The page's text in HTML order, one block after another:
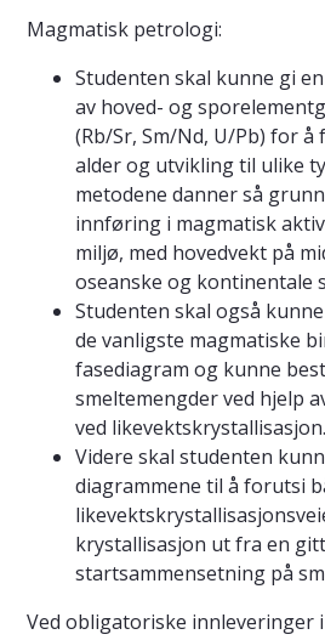
Magmatisk petrologi:
Studenten skal kunne gi
av hoved- og
(Rb/Sr, Sm/Nd, U/Pb) for
alder og utvikling til ulike
metodene danner så
innføring i magmatisk
miljø, med hovedvekt på
oseanske og kontinentale
Studenten skal også
de vanligste magmatiske
fasediagram og kunne
smeltemengder ved hjelp
ved likevektskrystallisasjon.
Videre skal studenten
diagrammene til å forutsi
krystallisasjon ut fra en gitt
startsammensetning på
Ved obligatoriske innleveringer